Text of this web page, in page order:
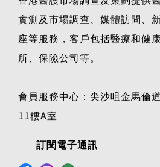
實測及市場調查、媒體訪問、
座等服務，客戶包括醫療和健
所、保險公司等。
會員服務中心：尖沙咀金馬倫
11樓A室
訂閱電子通訊